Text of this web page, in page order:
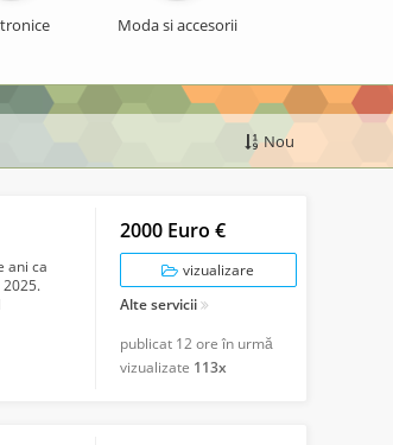
Moda si accesorii
Nou
ani ca
2000 Euro €
vizualizare
Alte servicii
publicat 12 ore în urmă
vizualizate 113x